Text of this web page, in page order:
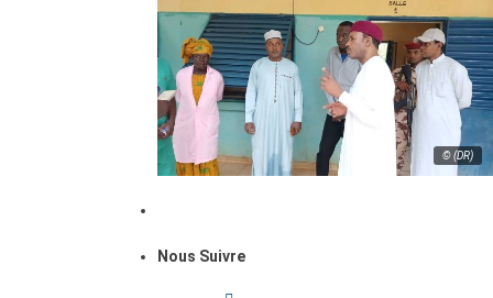
© (DR)
Nous Suivre